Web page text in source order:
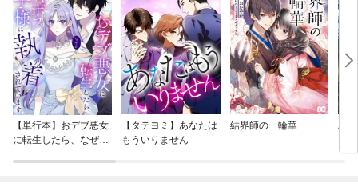
【単行本】おデブ悪女
に転生したら、なぜか
【タテヨミ】あなたは
もういりません
結界師の一輪華
バ
今